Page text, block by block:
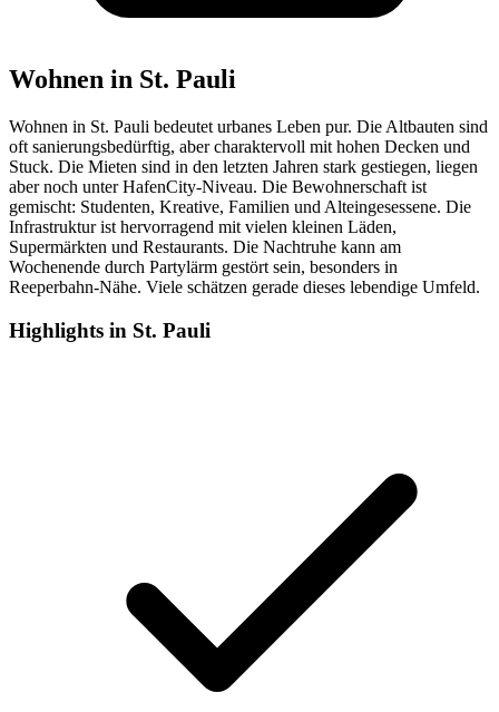
Wohnen in St. Pauli
Wohnen in St. Pauli bedeutet urbanes Leben pur. Die Altbauten sind
oft sanierungsbedürftig, aber charaktervoll mit hohen Decken und
Stuck. Die Mieten sind in den letzten Jahren stark gestiegen, liegen
aber noch unter HafenCity-Niveau. Die Bewohnerschaft ist
gemischt: Studenten, Kreative, Familien und Alteingesessene. Die
Infrastruktur ist hervorragend mit vielen kleinen Läden,
Supermärkten und Restaurants. Die Nachtruhe kann am
Wochenende durch Partylärm gestört sein, besonders in
Reeperbahn-Nähe. Viele schätzen gerade dieses lebendige Umfeld.
Highlights in St. Pauli